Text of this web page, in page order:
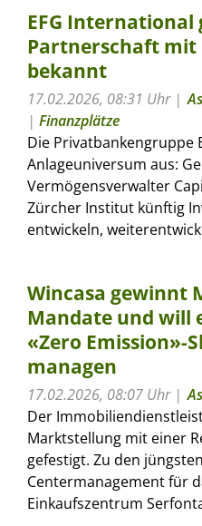
EFG
Partnerschaft mit
bekannt
17.02.2026, 08:31 Uhr
| Finanzplätze
Die Privatbankengruppe
Anlageuniversum aus:
Vermögensverwalter
Zürcher Institut künftig
entwickeln,
Wincasa gewinnt
Mandate und will
«Zero Emission»-
managen
17.02.2026, 08:07 Uhr
Der
Marktstellung mit einer
gefestigt. Zu den
Centermanagement für
Einkaufszentrum